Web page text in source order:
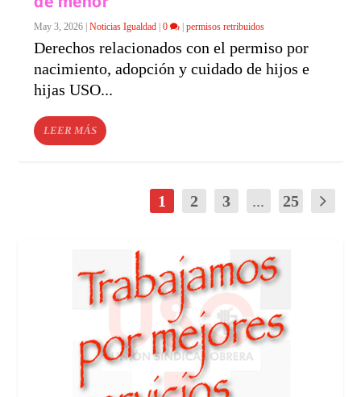
May 3, 2026 |Noticias Igualdad |0 |permisos retribuidos
Derechos relacionados con el permiso por
nacimiento, adopción y cuidado de hijos e
hijas USO...
LEER MÁS
1 2 3 ... 25